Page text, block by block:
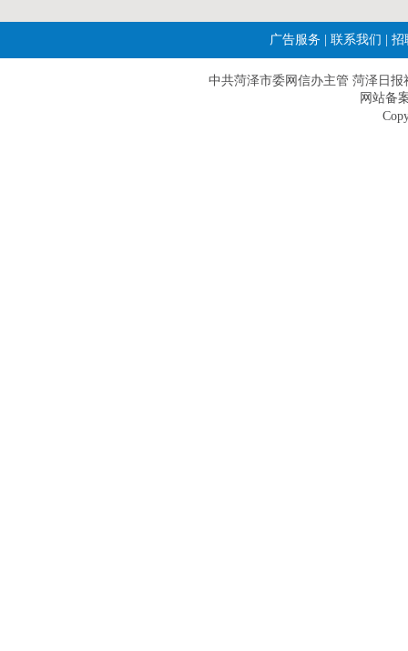
广告服务 联系我们 招
中共菏泽市委网信办主管 菏泽日报
网站备